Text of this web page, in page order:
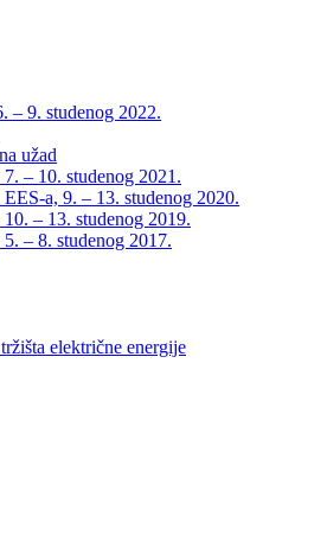
– 9. studenog 2022.
užad
– 10. studenog 2021.
a, 9. – 13. studenog 2020.
– 13. studenog 2019.
– 8. studenog 2017.
električne energije